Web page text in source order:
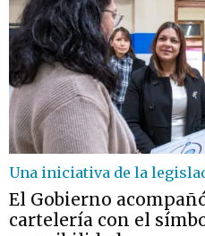
Una iniciativa de la
El Gobierno
cartelería con el